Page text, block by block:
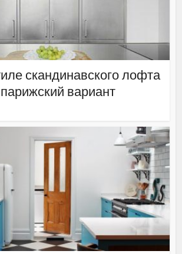
скандинавского лофта
вариант